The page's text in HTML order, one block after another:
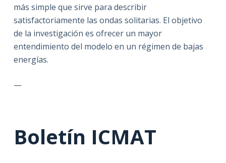
más simple que sirve para describir
satisfactoriamente las ondas solitarias. El objetivo
de la investigación es ofrecer un mayor
entendimiento del modelo en un régimen de bajas
energías.
—
Boletín ICMAT